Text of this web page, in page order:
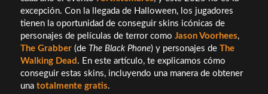
excepción. Con la llegada de Halloween, los jugadores
tienen la oportunidad de conseguir skins icónicas de
personajes de películas de terror como Jason Voorhees,
The Grabber(de The Black Phone) y personajes de The
Walking Dead . En este artículo, te explicamos cómo
conseguir estas skins, incluyendo una manera de obtener
una totalmente gratis.